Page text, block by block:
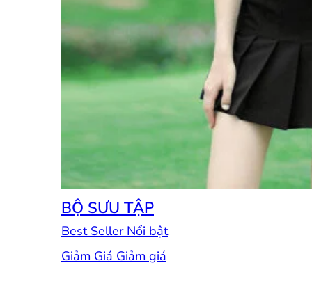
BỘ SƯU TẬP
Best Seller
Giảm Giá